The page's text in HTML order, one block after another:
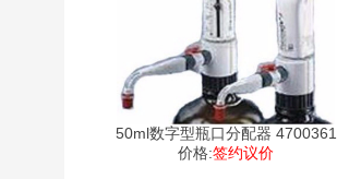
50ml数字型瓶口分配器 4700361
价格:签约议价